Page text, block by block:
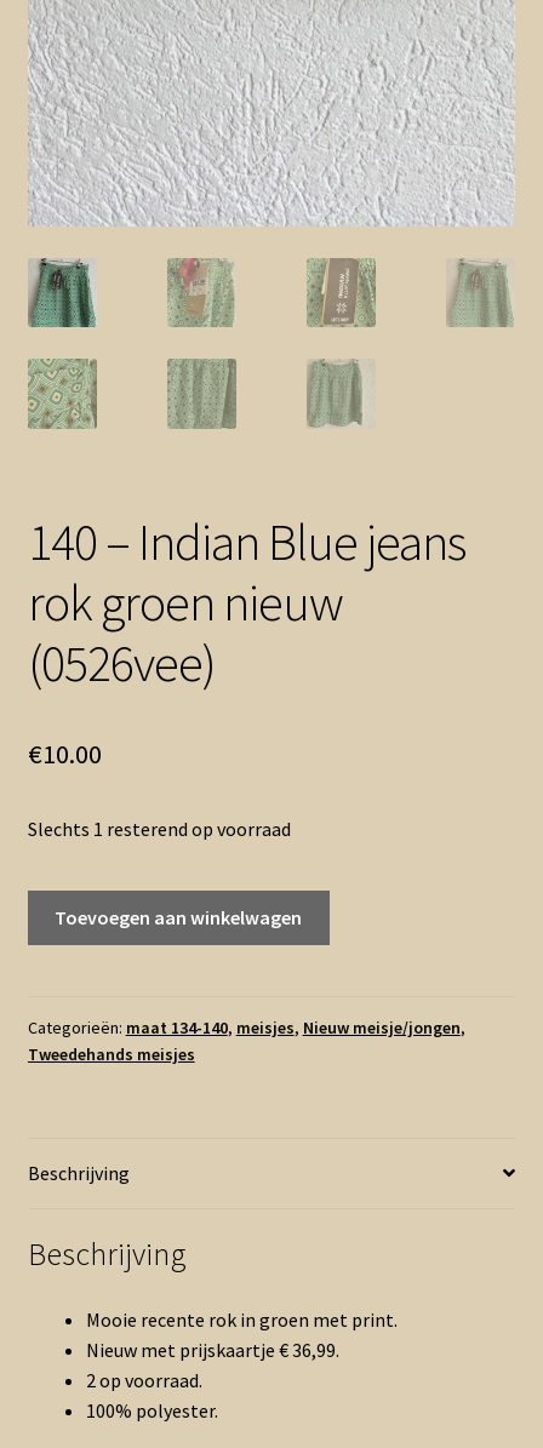
140 – Indian Blue jeans
rok groen nieuw
(0526vee)
€10.00
Slechts 1 resterend op voorraad
jeans
rok
aantal
Toevoegen aan winkelwagen
Categorieën: maat 134-140, meisjes, Nieuw meisje/jongen,
Tweedehands meisjes
Beschrijving
Beschrijving
Mooie recente rok in groen met print.
Nieuw met prijskaartje € 36,99.
2 op voorraad.
100% polyester.